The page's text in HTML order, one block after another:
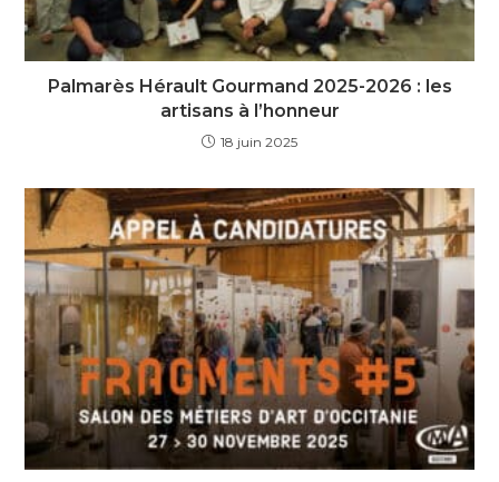
Palmarès Hérault Gourmand 2025-2026 : les
artisans à l’honneur
18 juin 2025